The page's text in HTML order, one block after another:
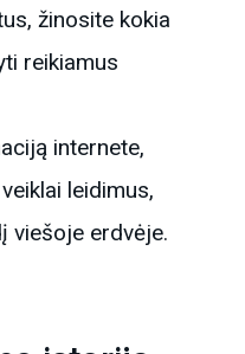
žinosite kokia
reikiamus
internete,
leidimus,
viešoje erdvėje.